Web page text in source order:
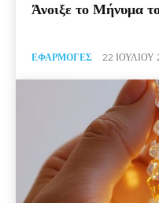
Άνοιξε το Μήνυμα
ΕΦΑΡΜΟΓΈΣ 22 ΙΟΥΛΊΟΥ